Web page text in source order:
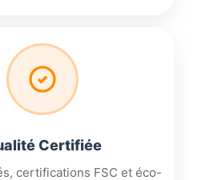
Certifiée
certifications FSC et éco-